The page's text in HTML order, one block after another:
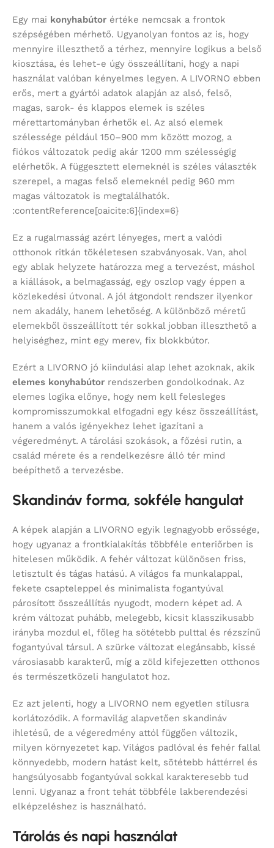
Egy mai konyhabútor értéke nemcsak a frontok
szépségében mérhető. Ugyanolyan fontos az is, hogy
mennyire illeszthető a térhez, mennyire logikus a belső
kiosztása, és lehet-e úgy összeállítani, hogy a napi
használat valóban kényelmes legyen. A LIVORNO ebben
erős, mert a gyártói adatok alapján az alsó, felső,
magas, sarok- és klappos elemek is széles
mérettartományban érhetők el. Az alsó elemek
szélessége például 150–900 mm között mozog, a
fiókos változatok pedig akár 1200 mm szélességig
elérhetők. A függesztett elemeknél is széles választék
szerepel, a magas felső elemeknél pedig 960 mm
magas változatok is megtalálhatók.
:contentReference[oaicite:6]{index=6}
Ez a rugalmasság azért lényeges, mert a valódi
otthonok ritkán tökéletesen szabványosak. Van, ahol
egy ablak helyzete határozza meg a tervezést, máshol
a kiállások, a belmagasság, egy oszlop vagy éppen a
közlekedési útvonal. A jól átgondolt rendszer ilyenkor
nem akadály, hanem lehetőség. A különböző méretű
elemekből összeállított tér sokkal jobban illeszthető a
helyiséghez, mint egy merev, fix blokkbútor.
Ezért a LIVORNO jó kiindulási alap lehet azoknak, akik
elemes konyhabútor rendszerben gondolkodnak. Az
elemes logika előnye, hogy nem kell felesleges
kompromisszumokkal elfogadni egy kész összeállítást,
hanem a valós igényekhez lehet igazítani a
végeredményt. A tárolási szokások, a főzési rutin, a
család mérete és a rendelkezésre álló tér mind
beépíthető a tervezésbe.
Skandináv forma, sokféle hangulat
A képek alapján a LIVORNO egyik legnagyobb erőssége,
hogy ugyanaz a frontkialakítás többféle enteriőrben is
hitelesen működik. A fehér változat különösen friss,
letisztult és tágas hatású. A világos fa munkalappal,
fekete csapteleppel és minimalista fogantyúval
párosított összeállítás nyugodt, modern képet ad. A
krém változat puhább, melegebb, kicsit klasszikusabb
irányba mozdul el, főleg ha sötétebb pulttal és rézszínű
fogantyúval társul. A szürke változat elegánsabb, kissé
városiasabb karakterű, míg a zöld kifejezetten otthonos
és természetközeli hangulatot hoz.
Ez azt jelenti, hogy a LIVORNO nem egyetlen stílusra
korlátozódik. A formavilág alapvetően skandináv
ihletésű, de a végeredmény attól függően változik,
milyen környezetet kap. Világos padlóval és fehér fallal
könnyedebb, modern hatást kelt, sötétebb háttérrel és
hangsúlyosabb fogantyúval sokkal karakteresebb tud
lenni. Ugyanaz a front tehát többféle lakberendezési
elképzeléshez is használható.
Tárolás és napi használat